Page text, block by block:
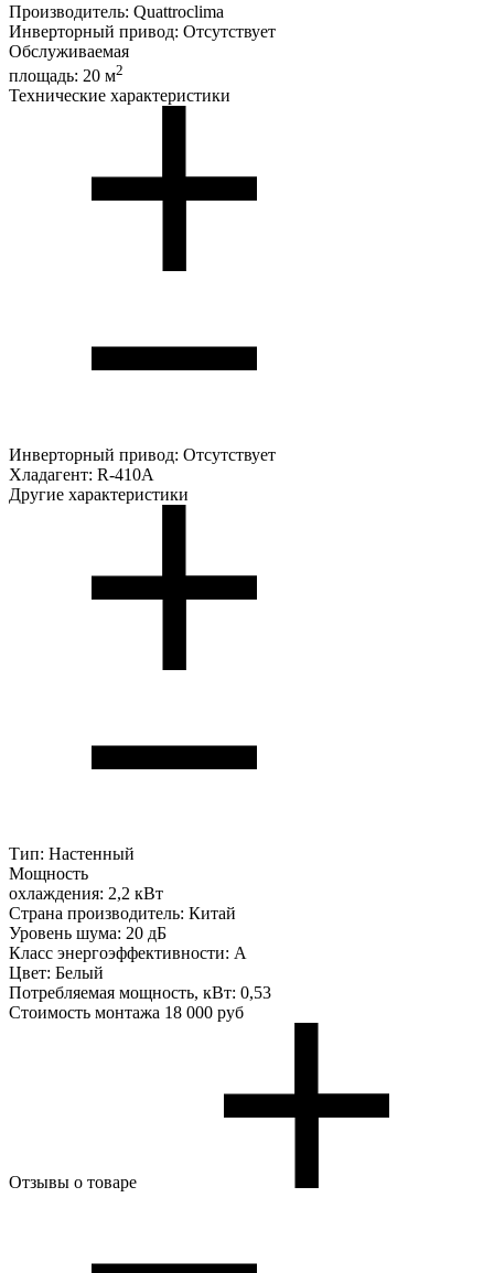
Производитель: Quattroclima
Инверторный привод: Отсутствует
Обслуживаемая
площадь: 20 м2
Технические характеристики
Инверторный привод: Отсутствует
Хладагент: R-410A
Другие характеристики
Тип: Настенный
Мощность
охлаждения: 2,2 кВт
Страна производитель: Китай
Уровень шума: 20 дБ
Класс энергоэффективности: A
Цвет: Белый
Потребляемая мощность, кВт: 0,53
Стоимость монтажа 18 000 руб
Отзывы о товаре